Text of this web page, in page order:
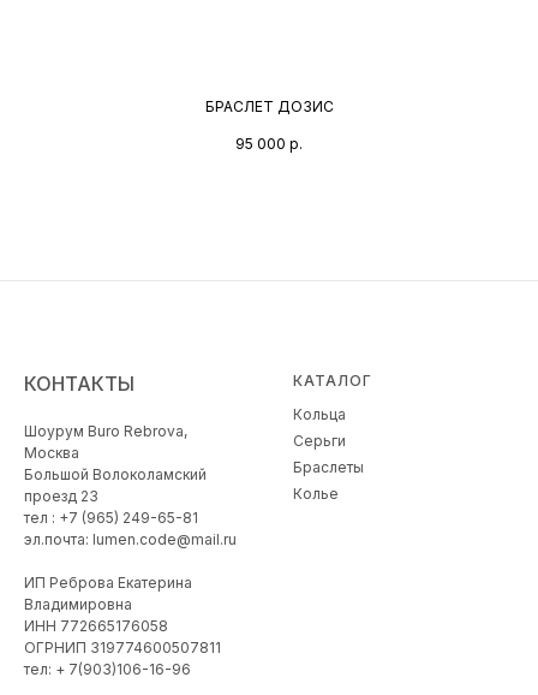
БРАСЛЕТ ДОЗИС
95 000 р.
КОНТАКТЫ
Шоурум Buro Rebrova,
Москва
Большой Волоколамский
проезд 23
тел : +7 (965) 249-65-81
эл.почта: lumen.code@mail.ru
ИП Реброва Екатерина
Владимировна
ИНН 772665176058
ОГРНИП 319774600507811
тел: + 7(903)106-16-96
КАТАЛОГ
Кольца
Серьги
Браслеты
Колье